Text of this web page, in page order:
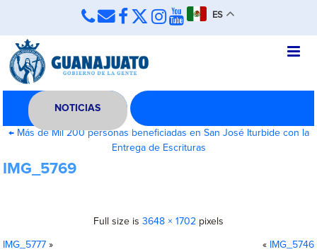
ES
NOTICIAS
←Más de Mil 200 personas beneficiadas en San José Iturbide con la
Entrega de Escrituras
IMG_5769
Full size is 3648 × 1702 pixels
IMG_5777 » « IMG_5746